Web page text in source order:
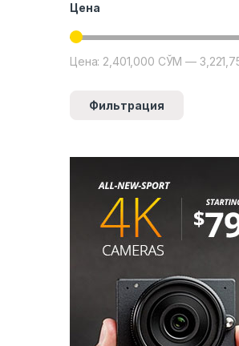
Цена
Минимальная цена
Максимальная цена
Фильтрация
Цена: 2,401,000 СЎМ —